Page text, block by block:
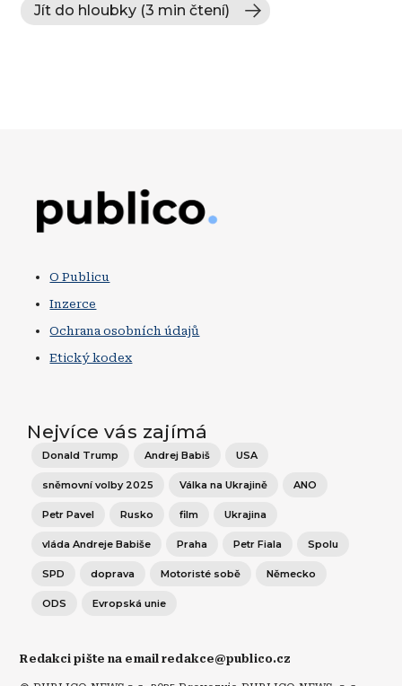
Jít do hloubky (3 min čtení)
O Publicu
Inzerce
Ochrana osobních údajů
Etický kodex
Nejvíce vás zajímá
Donald Trump Andrej Babiš USA
sněmovní volby 2025 Válka na Ukrajině ANO
Petr Pavel Rusko film Ukrajina
vláda Andreje Babiše Praha Petr Fiala Spolu
SPD doprava Motoristé sobě Německo
ODS Evropská unie
Redakci pište na email redakce@publico.cz